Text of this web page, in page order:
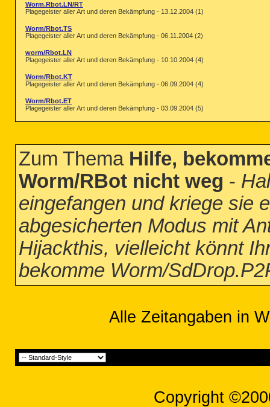
Worm.Rbot.LN/RT
Plagegeister aller Art und deren Bekämpfung - 13.12.2004 (1)
Worm/Rbot.TS
Plagegeister aller Art und deren Bekämpfung - 06.11.2004 (2)
worm/Rbot.LN
Plagegeister aller Art und deren Bekämpfung - 10.10.2004 (4)
Worm/Rbot.KT
Plagegeister aller Art und deren Bekämpfung - 06.09.2004 (4)
Worm/Rbot.ET
Plagegeister aller Art und deren Bekämpfung - 03.09.2004 (5)
Zum Thema Hilfe,
Worm/RBot nicht weg -
eingefangen und kriege sie
abgesicherten Modus mit
Hijackthis, vielleicht könnt
bekomme Worm/
Alle Zeitangaben in
Copyright